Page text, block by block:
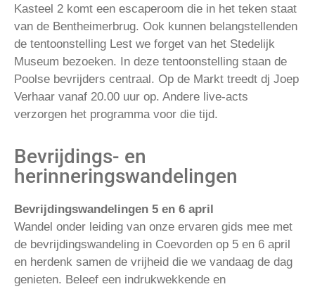
Kasteel 2 komt een escaperoom die in het teken staat
van de Bentheimerbrug. Ook kunnen belangstellenden
de tentoonstelling Lest we forget van het Stedelijk
Museum bezoeken. In deze tentoonstelling staan de
Poolse bevrijders centraal. Op de Markt treedt dj Joep
Verhaar vanaf 20.00 uur op. Andere live-acts
verzorgen het programma voor die tijd.
Bevrijdings- en
herinneringswandelingen
Bevrijdingswandelingen 5 en 6 april
Wandel onder leiding van onze ervaren gids mee met
de bevrijdingswandeling in Coevorden op 5 en 6 april
en herdenk samen de vrijheid die we vandaag de dag
genieten. Beleef een indrukwekkende en